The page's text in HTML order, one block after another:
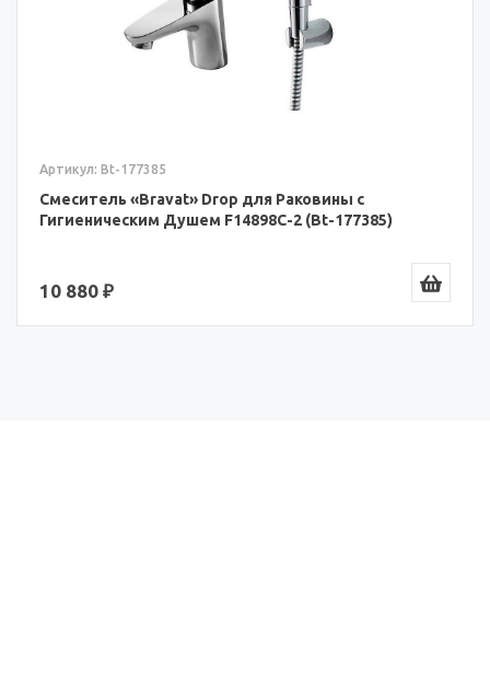
Артикул: Bt-177385
Смеситель «Bravat» Drop для Раковины с
Гигиеническим Душем F14898C-2 (Bt-177385)
10 880 ₽